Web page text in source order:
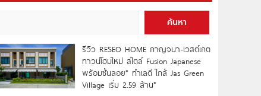
ค้นหา
รีวิว RESEO HOME กาญจนา-เวสต์เกต
ทาวน์โฮมใหม่ สไตล์ Fusion Japanese
พร้อมชั้นลอย* ทำเลดี ใกล้ Jas Green
Village เริ่ม 2.59 ล้าน*